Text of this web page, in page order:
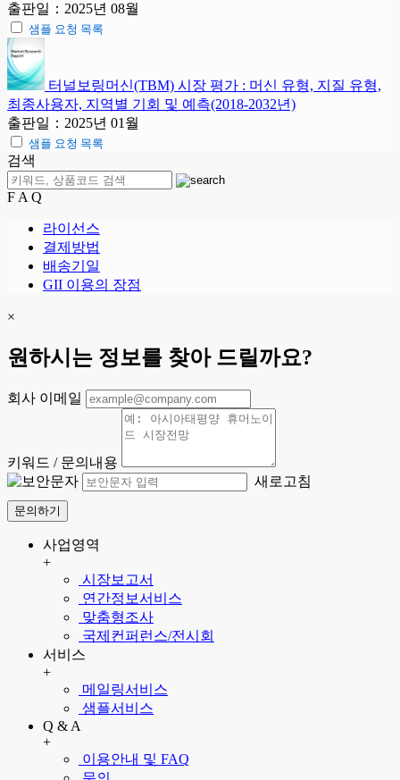
출판일：2025년 08월
샘플 요청 목록
터널보링머신(TBM) 시장 평가 : 머신 유형, 지질 유형,
최종사용자, 지역별 기회 및 예측(2018-2032년)
출판일：2025년 01월
샘플 요청 목록
검색
F A Q
라이선스
결제방법
배송기일
GII 이용의 장점
×
원하시는 정보를 찾아 드릴까요?
회사 이메일
키워드 / 문의내용
새로고침
문의하기
사업영역
+
시장보고서
연간정보서비스
맞춤형조사
국제컨퍼런스/전시회
서비스
+
메일링서비스
샘플서비스
Q & A
+
이용안내 및 FAQ